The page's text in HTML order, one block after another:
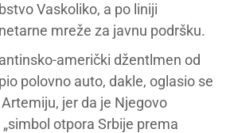
Vaskoliko, a po liniji
mreže za javnu podršku.
američki džentlmen od
polovno auto, dakle, oglasio se
jer da je Njegovo
otpora Srbije prema